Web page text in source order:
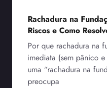
Rachadura na
Riscos e Como
Por que rachadura na
imediata (sem pânico
uma “rachadura na
preocupa